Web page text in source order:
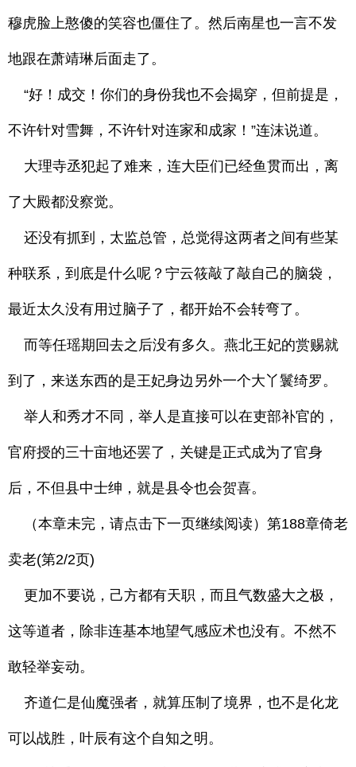
穆虎脸上憨傻的笑容也僵住了。然后南星也一言不发
地跟在萧靖琳后面走了。
“好！成交！你们的身份我也不会揭穿，但前提是，
不许针对雪舞，不许针对连家和成家！”连沫说道。
大理寺丞犯起了难来，连大臣们已经鱼贯而出，离
了大殿都没察觉。
还没有抓到，太监总管，总觉得这两者之间有些某
种联系，到底是什么呢？宁云筱敲了敲自己的脑袋，
最近太久没有用过脑子了，都开始不会转弯了。
而等任瑶期回去之后没有多久。燕北王妃的赏赐就
到了，来送东西的是王妃身边另外一个大丫鬟绮罗。
举人和秀才不同，举人是直接可以在吏部补官的，
官府授的三十亩地还罢了，关键是正式成为了官身
后，不但县中士绅，就是县令也会贺喜。
（本章未完，请点击下一页继续阅读）第188章倚老
卖老(第2/2页)
更加不要说，己方都有天职，而且气数盛大之极，
这等道者，除非连基本地望气感应术也没有。不然不
敢轻举妄动。
齐道仁是仙魔强者，就算压制了境界，也不是化龙
可以战胜，叶辰有这个自知之明。